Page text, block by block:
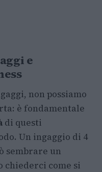
e
non possiamo
è fondamentale
di questi
Un ingaggio di 4
sembrare un
chiederci come si